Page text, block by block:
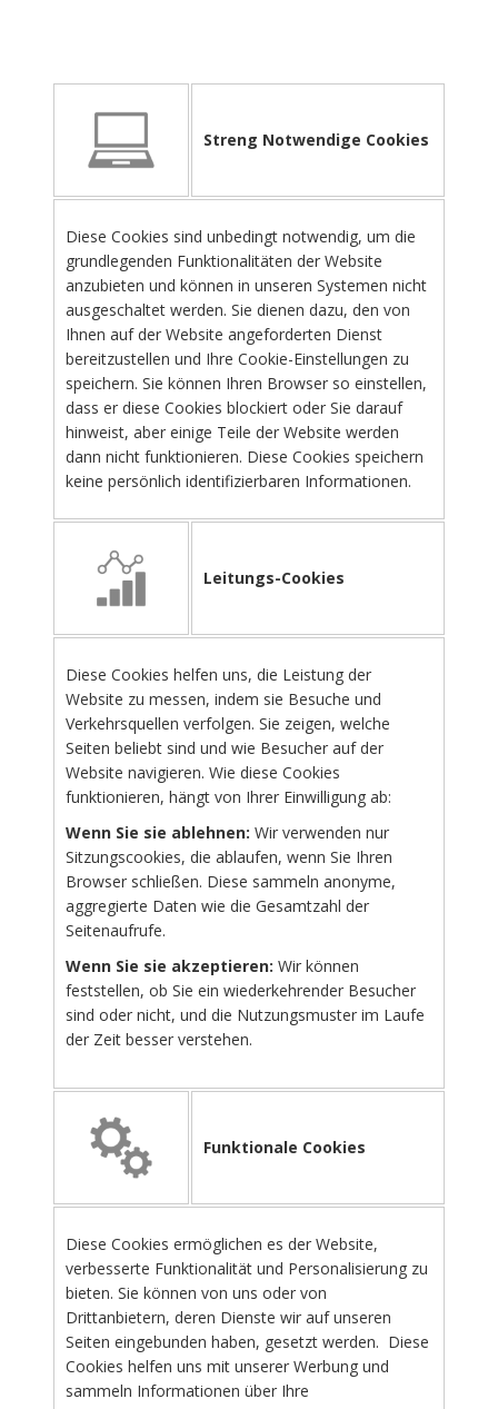
Streng Notwendige Cookies
Diese Cookies sind unbedingt notwendig, um die
grundlegenden Funktionalitäten der Website
anzubieten und können in unseren Systemen nicht
ausgeschaltet werden. Sie dienen dazu, den von
Ihnen auf der Website angeforderten Dienst
bereitzustellen und Ihre Cookie-Einstellungen zu
speichern. Sie können Ihren Browser so einstellen,
dass er diese Cookies blockiert oder Sie darauf
hinweist, aber einige Teile der Website werden
dann nicht funktionieren. Diese Cookies speichern
keine persönlich identifizierbaren Informationen.
Leitungs-Cookies
Diese Cookies helfen uns, die Leistung der
Website zu messen, indem sie Besuche und
Verkehrsquellen verfolgen. Sie zeigen, welche
Seiten beliebt sind und wie Besucher auf der
Website navigieren. Wie diese Cookies
funktionieren, hängt von Ihrer Einwilligung ab:
Wenn Sie sie ablehnen: Wir verwenden nur
Sitzungscookies, die ablaufen, wenn Sie Ihren
Browser schließen. Diese sammeln anonyme,
aggregierte Daten wie die Gesamtzahl der
Seitenaufrufe.
Wenn Sie sie akzeptieren: Wir können
feststellen, ob Sie ein wiederkehrender Besucher
sind oder nicht, und die Nutzungsmuster im Laufe
der Zeit besser verstehen.
Funktionale Cookies
Diese Cookies ermöglichen es der Website,
verbesserte Funktionalität und Personalisierung zu
bieten. Sie können von uns oder von
Drittanbietern, deren Dienste wir auf unseren
Seiten eingebunden haben, gesetzt werden. Diese
Cookies helfen uns mit unserer Werbung und
sammeln Informationen über Ihre